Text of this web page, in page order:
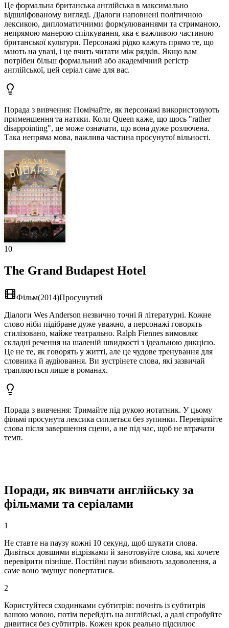
Це формальна британська англійська в максимально
відшліфованому вигляді. Діалоги наповнені політичною
лексикою, дипломатичними формулюваннями та стриманою,
непрямою манерою спілкування, яка є важливою частиною
британської культури. Персонажі рідко кажуть прямо те, що
мають на увазі, і це вчить читати між рядків. Якщо вам
потрібен більш формальний або академічний регістр
англійської, цей серіал саме для вас.
Порада з вивчення: Помічайте, як персонажі використовують
применшення та натяки. Коли Queen каже, що щось "rather
disappointing", це може означати, що вона дуже розлючена.
Така непряма мова, важлива частина просунутої вільності.
10
The Grand Budapest Hotel
Фільм(2014)Просунутий
Діалоги Wes Anderson незвично точні й літературні. Кожне
слово ніби підібране дуже уважно, а персонажі говорять
стилізовано, майже театрально. Ralph Fiennes вимовляє
складні речення на шаленій швидкості з ідеальною дикцією.
Це не те, як говорять у житті, але це чудове тренування для
словника й аудіювання. Ви зустрінете слова, які зазвичай
трапляються лише в романах.
Порада з вивчення: Тримайте під рукою нотатник. У цьому
фільмі просунута лексика сиплеться без зупинки. Перевіряйте
слова після завершення сцени, а не під час, щоб не втрачати
темп.
Поради, як вивчати англійську за
фільмами та серіалами
1
Не ставте на паузу кожні 10 секунд, щоб шукати слова.
Дивіться довшими відрізками й занотовуйте слова, які хочете
перевірити пізніше. Постійні паузи вбивають задоволення, а
саме воно змушує повертатися.
2
Користуйтеся сходинками субтитрів: почніть із субтитрів
вашою мовою, потім перейдіть на англійські, а далі спробуйте
дивитися без субтитрів. Кожен крок реально підсилює